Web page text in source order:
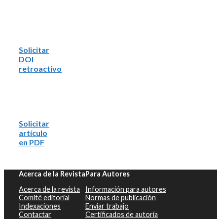
Solicitar
DOI
retroactivo
Solicitar
artículo
en PDF
Acerca de la Revista
Acerca de la revista
Comité editorial
Indexaciones
Contactar
Para Autores
Información para autores
Normas de publicación
Enviar trabajo
Certificados de autoría